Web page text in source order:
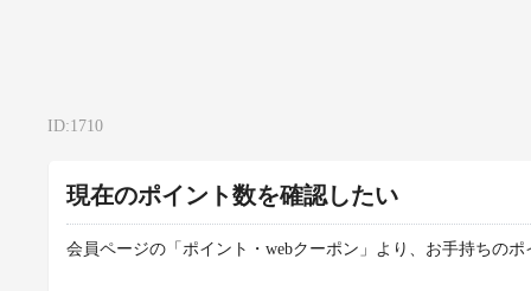
ID:1710
現在のポイント数を確認したい
会員ページの「ポイント・webクーポン」より、お手持ちの